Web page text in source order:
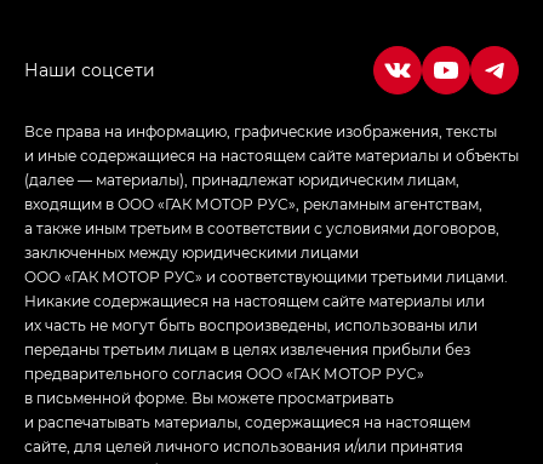
Все права на информацию, графические изображения, тексты
и иные содержащиеся на настоящем сайте материалы и объекты
(далее — материалы), принадлежат юридическим лицам,
входящим в ООО «ГАК МОТОР РУС», рекламным агентствам,
а также иным третьим в соответствии с условиями договоров,
заключенных между юридическими лицами
ООО «ГАК МОТОР РУС» и соответствующими третьими лицами.
Никакие содержащиеся на настоящем сайте материалы или
их часть не могут быть воспроизведены, использованы или
переданы третьим лицам в целях извлечения прибыли без
предварительного согласия ООО «ГАК МОТОР РУС»
в письменной форме. Вы можете просматривать
и распечатывать материалы, содержащиеся на настоящем
сайте, для целей личного использования и/или принятия